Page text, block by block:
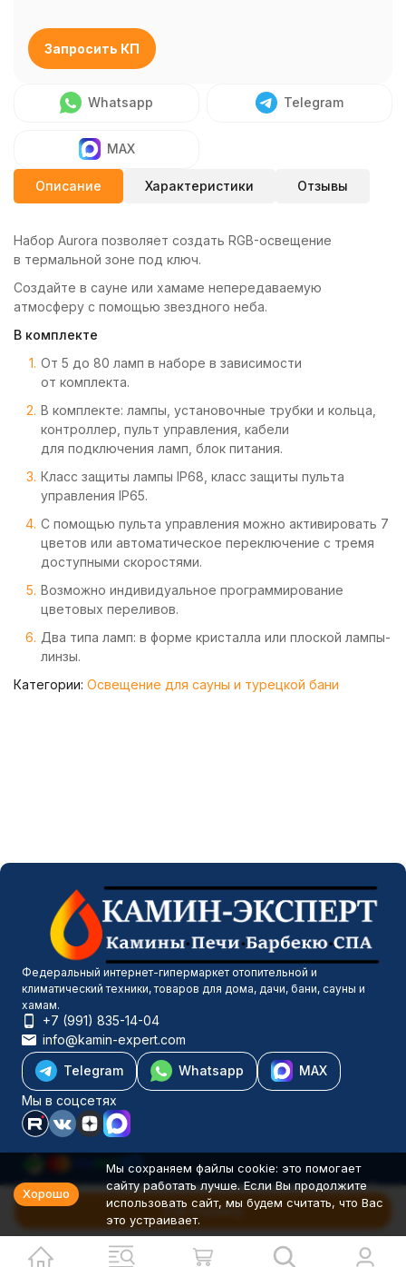
В корзину
Запросить КП
Whatsapp Telegram
MAX
Описание Характеристики Отзывы
Набор Aurora позволяет создать RGB-освещение
в термальной зоне под ключ.
Создайте в сауне или хамаме непередаваемую
атмосферу с помощью звездного неба.
В комплекте
От 5 до 80 ламп в наборе в зависимости
от комплекта.
В комплекте: лампы, установочные трубки и кольца,
контроллер, пульт управления, кабели
для подключения ламп, блок питания.
Класс защиты лампы IP68, класс защиты пульта
управления IP65.
С помощью пульта управления можно активировать 7
цветов или автоматическое переключение с тремя
доступными скоростями.
Возможно индивидуальное программирование
цветовых переливов.
Два типа ламп: в форме кристалла или плоской лампы-
линзы.
Категории: Освещение для сауны и турецкой бани
Федеральный интернет-гипермаркет отопительной и
климатический техники, товаров для дома, дачи, бани, сауны и
хамам.
+7 (991) 835-14-04
info@kamin-expert.com
Telegram
Whatsapp
MAX
Мы в соцсетях
Каталог товаров
Компания
Информация
Политика персональных данных
© 2001-2026 Камин-Эксперт ИП Понюхов В. А. ОГРНИП
Хорошо
Мы сохраняем файлы cookie: это помогает
сайту работать лучше. Если Вы продолжите
использовать сайт, мы будем считать, что Вас
это устраивает.